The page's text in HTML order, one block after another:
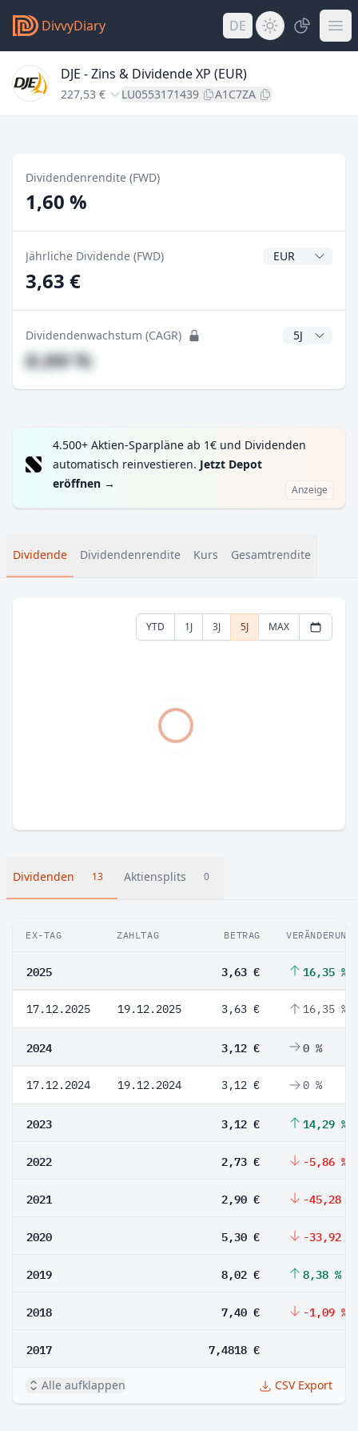
DivvyDiary DE
DJE - Zins & Dividende XP (EUR)
227,53 € LU0553171439 A1C7ZA
Dividendenrendite (FWD)
1,60 %
Jährliche Dividende (FWD)
3,63 €
Dividendenwachstum (CAGR) CAGR Jahre
#,## %
4.500+ Aktien-Sparpläne ab 1€ und Dividenden
automatisch reinvestieren. Jetzt Depot
eröffnen → Anzeige
Dividende Dividendenrendite Kurs Gesamtrendite
YTD 1J 3J 5J MAX
Dividenden 13 Aktiensplits 0
EX-TAG ZAHLTAG BETRAG VERÄNDERUNG
2025 3,63 € 16,35 %
17.12.2025 19.12.2025 3,63 € 16,35 %
2024 3,12 € 0 %
17.12.2024 19.12.2024 3,12 € 0 %
2023 3,12 € 14,29 %
2022 2,73 € -5,86 %
2021 2,90 € -45,28 %
2020 5,30 € -33,92 %
2019 8,02 € 8,38 %
2018 7,40 € -1,09 %
2017 7,4818 €
Alle aufklappen CSV Export